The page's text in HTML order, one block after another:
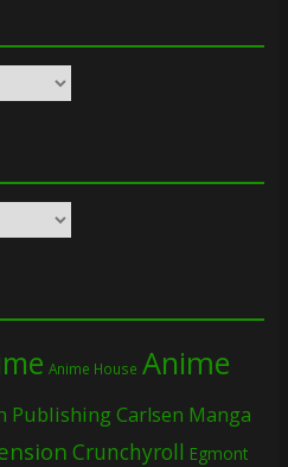
Anime House Anime
PublishingCarlsen Manga
Crunchyroll Egmont